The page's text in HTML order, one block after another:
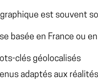
est souvent
basée en France ou
clés géolocalisés
adaptés aux